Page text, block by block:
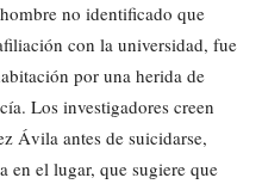
no identificado que
con la universidad, fue
por una herida de
Los investigadores creen
Ávila antes de suicidarse,
en el lugar, que sugiere que